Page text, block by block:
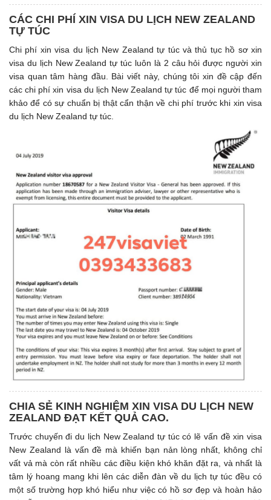
CÁC CHI PHÍ XIN VISA DU LỊCH NEW ZEALAND
TỰ TÚC
Chi phí xin visa du lịch New Zealand tự túc và thủ tục hồ sơ xin
visa du lịch New Zealand tự túc luôn là 2 câu hỏi được người xin
visa quan tâm hàng đầu. Bài viết này, chúng tôi xin đề cập đến
các chi phí xin visa du lịch New Zealand tự túc để mọi người tham
khảo để có sự chuẩn bị thật cẩn thận về chi phí trước khi xin visa
du lịch New Zealand tự túc.
CHIA SẺ KINH NGHIỆM XIN VISA DU LỊCH NEW
ZEALAND ĐẠT KẾT QUẢ CAO.
Trước chuyến đi du lịch New Zealand tự túc có lẽ vấn đề xin visa
New Zealand là vấn đề mà khiến bạn nản lòng nhất, không chỉ
vất vả mà còn rất nhiều các điều kiện khó khăn đặt ra, và nhất là
tâm lý hoang mang khi lên các diễn đàn về du lịch tự túc đều có
một số trường hợp khó hiểu như việc có hồ sơ đẹp và hoàn hảo